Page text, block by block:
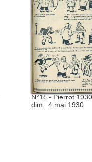
N°18 - Pierrot
dim. 4 mai 1930